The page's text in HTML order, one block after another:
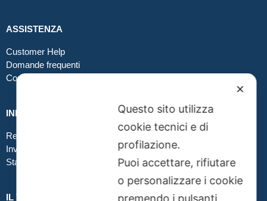
ASSISTENZA
Customer Help
Domande frequenti
Contatti
INFO GRAFICA
Realizzare file corretti
Inviare file grafici
Stampa in tessuto
IL TUO ORDINE
✕
Questo sito utilizza
cookie tecnici e di
profilazione.
Puoi accettare, rifiutare
o personalizzare i cookie
premendo i pulsanti